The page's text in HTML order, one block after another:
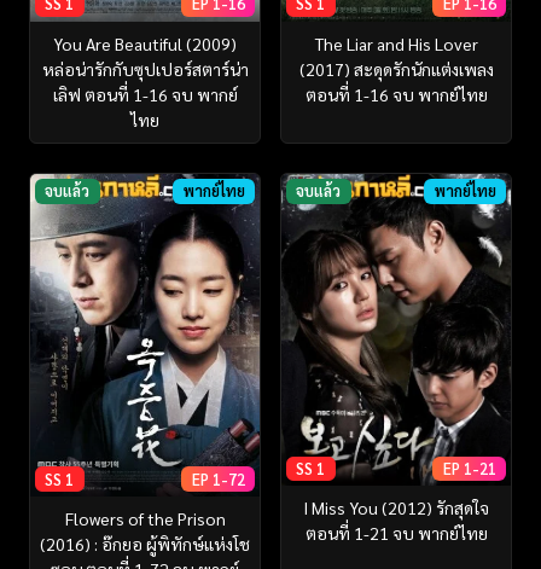
You Are Beautiful (2009)
หล่อน่ารักกับซุปเปอร์สตาร์น่า
เลิฟ ตอนที่ 1-16 จบ พากย์
ไทย
The Liar and His Lover
(2017) สะดุดรักนักแต่งเพลง
ตอนที่ 1-16 จบ พากย์ไทย
จบแล้ว พากย์ไทย
SS 1 EP 1-72
Flowers of the Prison
(2016) : อ๊กยอ ผู้พิทักษ์แห่งโช
จบแล้ว พากย์ไทย
SS 1 EP 1-21
I Miss You (2012) รักสุดใจ
ตอนที่ 1-21 จบ พากย์ไทย